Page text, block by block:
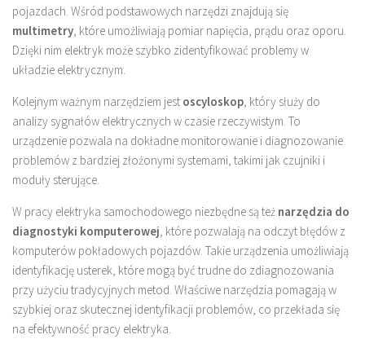
pojazdach. Wśród podstawowych narzędzi znajdują się
multimetry , które umożliwiają pomiar napięcia, prądu oraz oporu.
Dzięki nim elektryk może szybko zidentyfikować problemy w
układzie elektrycznym.
Kolejnym ważnym narzędziem jest oscyloskop , który służy do
analizy sygnałów elektrycznych w czasie rzeczywistym. To
urządzenie pozwala na dokładne monitorowanie i diagnozowanie
problemów z bardziej złożonymi systemami, takimi jak czujniki i
moduły sterujące.
W pracy elektryka samochodowego niezbędne są też narzędzia do
diagnostyki komputerowej , które pozwalają na odczyt błędów z
komputerów pokładowych pojazdów. Takie urządzenia umożliwiają
identyfikację usterek, które mogą być trudne do zdiagnozowania
przy użyciu tradycyjnych metod. Właściwe narzędzia pomagają w
szybkiej oraz skutecznej identyfikacji problemów, co przekłada się
na efektywność pracy elektryka.